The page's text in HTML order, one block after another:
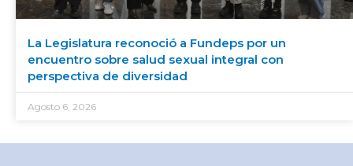
La Legislatura reconoció a Fundeps por un
encuentro sobre salud sexual integral con
perspectiva de diversidad
Agosto 6, 2026